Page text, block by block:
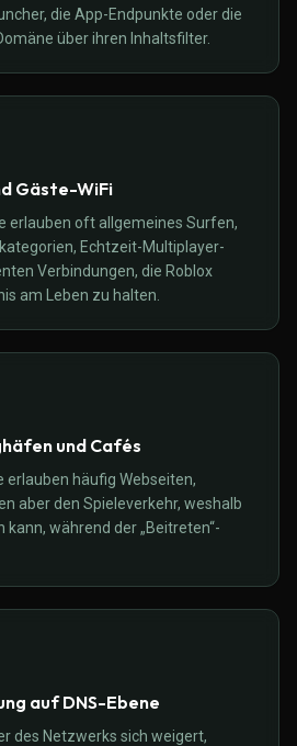
die App-Endpunkte oder die
über ihren Inhaltsfilter.
Gäste-WiFi
erlauben oft allgemeines Surfen,
Echtzeit-Multiplayer-
Verbindungen, die Roblox
am Leben zu halten.
und Cafés
häufig Webseiten,
aber den Spieleverkehr, weshalb
während der „Beitreten“-
auf DNS-Ebene
des Netzwerks sich weigert,